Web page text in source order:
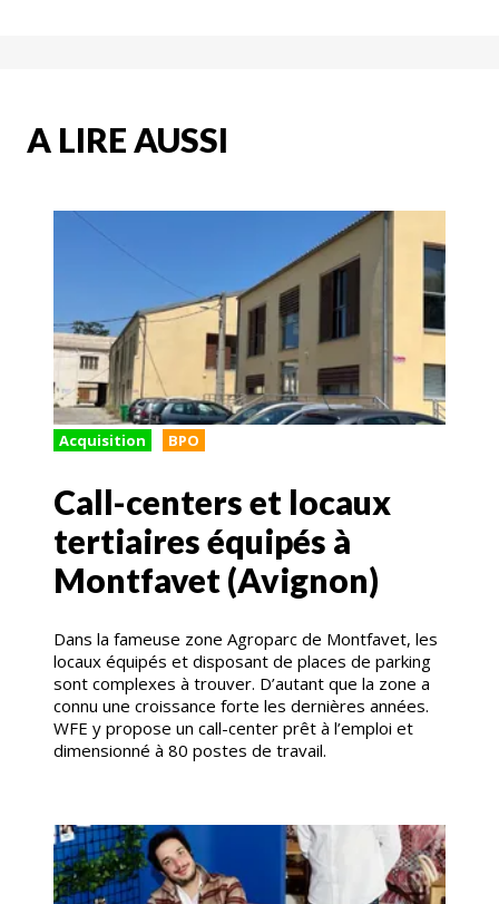
A LIRE AUSSI
Acquisition BPO
Call-centers et locaux
tertiaires équipés à
Montfavet (Avignon)
Dans la fameuse zone Agroparc de Montfavet, les
locaux équipés et disposant de places de parking
sont complexes à trouver. D’autant que la zone a
connu une croissance forte les dernières années.
WFE y propose un call-center prêt à l’emploi et
dimensionné à 80 postes de travail.